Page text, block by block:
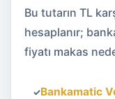
Bu tutarın TL
hesaplanır;
fiyatı makas
✓Bankamatic